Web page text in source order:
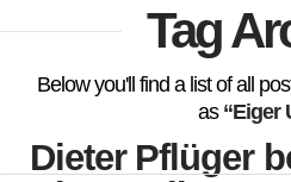
Tag
Below you'll find a list of all
as “Eiger
Dieter Pflüger